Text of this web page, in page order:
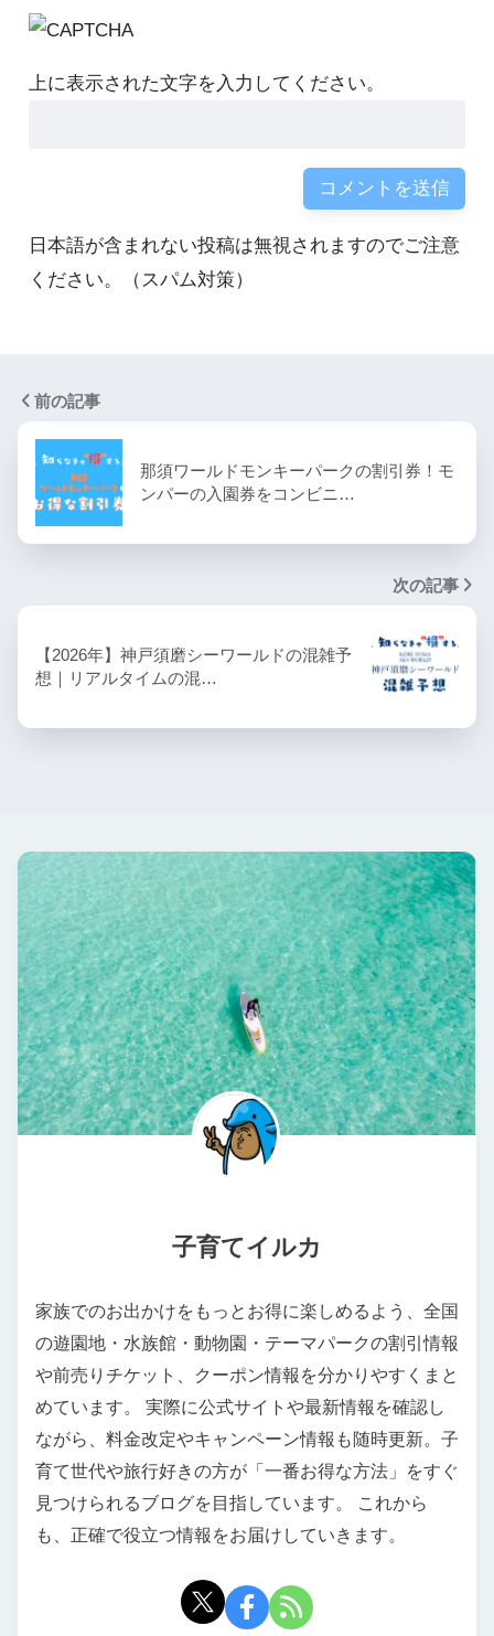
上に表示された文字を入力してください。
日本語が含まれない投稿は無視されますのでご注意
ください。（スパム対策）
前の記事
那須ワールドモンキーパークの割引券！モ
ンパーの入園券をコンビニ…
次の記事
【2026年】神戸須磨シーワールドの混雑予
想｜リアルタイムの混…
子育てイルカ
家族でのお出かけをもっとお得に楽しめるよう、全国
の遊園地・水族館・動物園・テーマパークの割引情報
や前売りチケット、クーポン情報を分かりやすくまと
めています。 実際に公式サイトや最新情報を確認し
ながら、料金改定やキャンペーン情報も随時更新。子
育て世代や旅行好きの方が「一番お得な方法」をすぐ
見つけられるブログを目指しています。 これから
も、正確で役立つ情報をお届けしていきます。